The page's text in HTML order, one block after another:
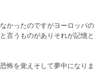
かったのですがヨーロッパの
言うものがありそれが記憶と
怖を覚えそして夢中になりま